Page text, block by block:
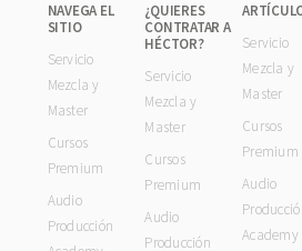
NAVEGA EL
SITIO
Servicio
Mezcla y
Master
Cursos
Premium
Audio
Producción
¿QUIERES
CONTRATAR A
HÉCTOR?
Servicio
Mezcla y
Master
Cursos
Premium
Audio
Producción
Servicio
Mezcla y
Master
Cursos
Premium
Audio
Academy